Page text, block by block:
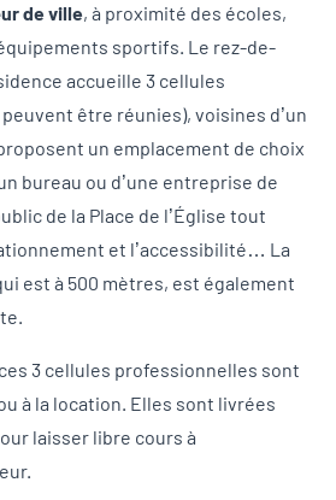
de ville, à proximité des écoles,
sportifs. Le rez-de-
accueille 3 cellules
être réunies), voisines d’un
un emplacement de choix
bureau ou d’une entreprise de
de la Place de l’Église tout
et l’accessibilité… La
est à 500 mètres, est également
3 cellules professionnelles sont
à la location. Elles sont livrées
laisser libre cours à